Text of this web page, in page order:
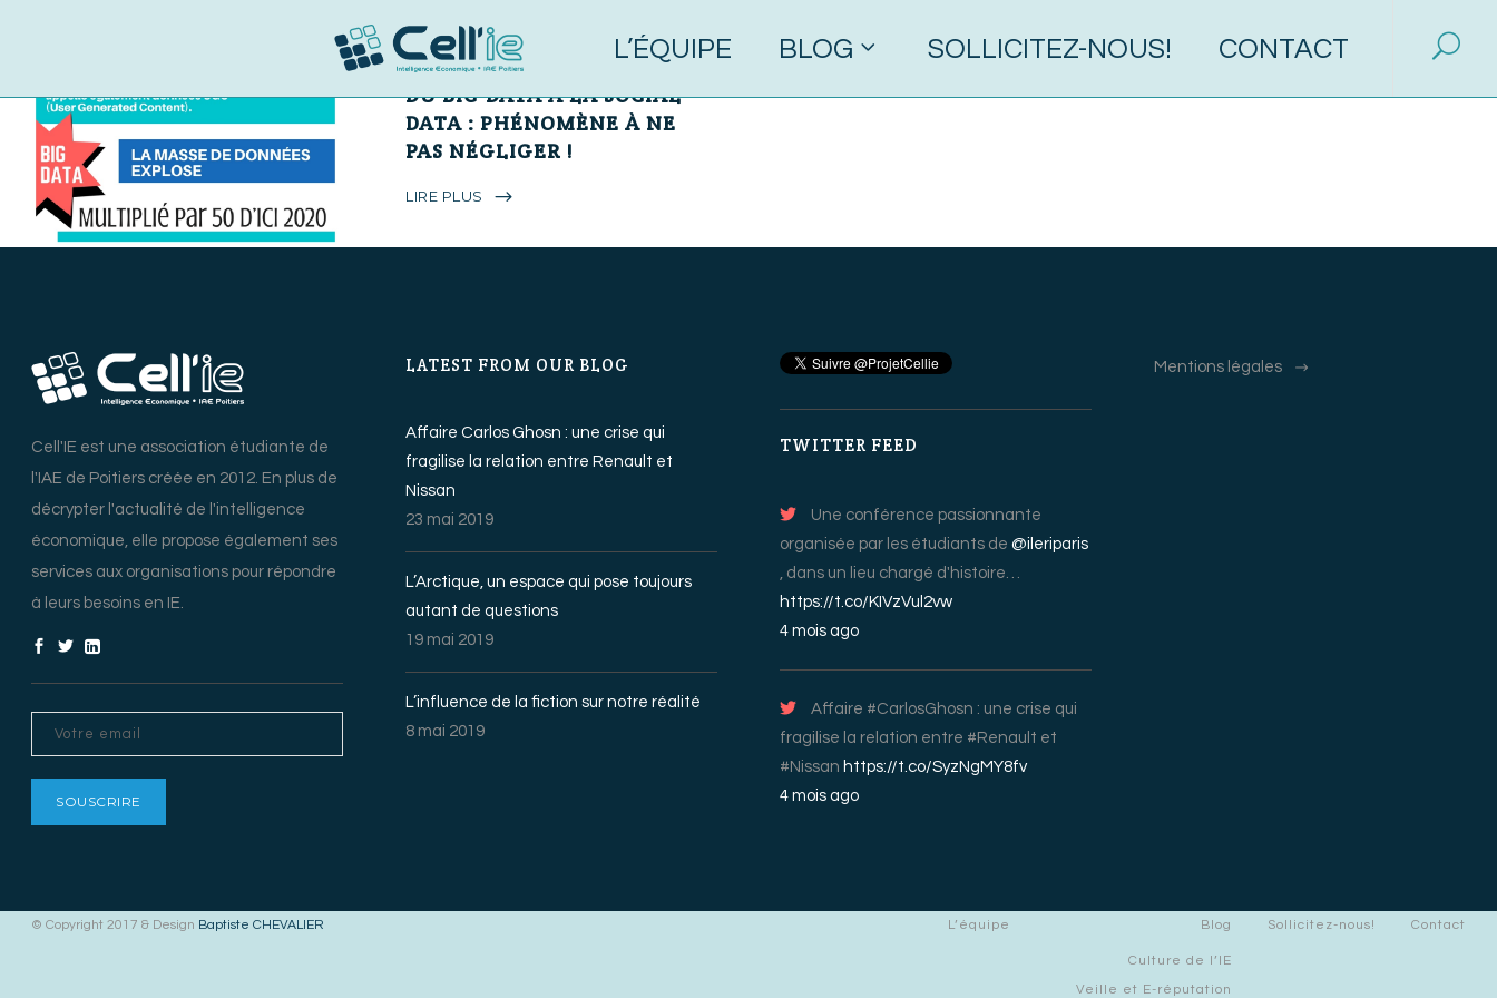
L’ÉQUIPE BLOG SOLLICITEZ-NOUS! CONTACT
31 mai 2017 0 Commentaires
DU BIG DATA À LA SOCIAL
DATA : PHÉNOMÈNE À NE
PAS NÉGLIGER !
LIRE PLUS
Cell'IE est une association étudiante de
l'IAE de Poitiers créée en 2012. En plus de
décrypter l'actualité de l'intelligence
économique, elle propose également ses
services aux organisations pour répondre
à leurs besoins en IE.
LATEST FROM OUR BLOG
Affaire Carlos Ghosn : une crise qui
fragilise la relation entre Renault et
Nissan
23 mai 2019
L’Arctique, un espace qui pose toujours
autant de questions
19 mai 2019
L’influence de la fiction sur notre réalité
8 mai 2019
TWITTER FEED
Une conférence passionnante
organisée par les étudiants de @ileriparis
, dans un lieu chargé d'histoire…
https://t.co/KIVzVul2vw
4 mois ago
Affaire #CarlosGhosn : une crise qui
fragilise la relation entre #Renault et
#Nissan https://t.co/SyzNgMY8fv
4 mois ago
Mentions légales
© Copyright 2017 & Design Baptiste CHEVALIER L’équipe Blog
Culture de l’IE
Veille et E-réputation
Sollicitez-nous! Contact